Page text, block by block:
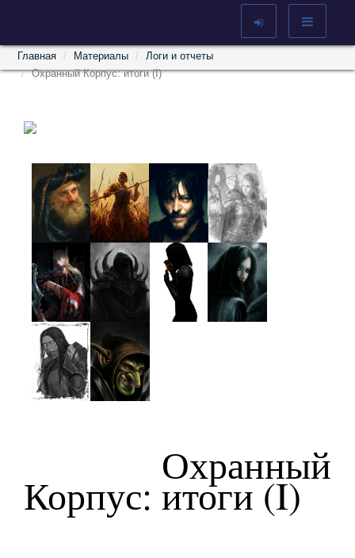
Главная Материалы
Логи и отчеты
Охранный Корпус: итоги (I)
Охранный
Корпус: итоги (I)